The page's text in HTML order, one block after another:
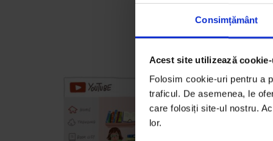
Consimțământ
Acest site utilizează
Folosim cookie-uri pentru a
traficul. De asemenea, le
care folosiți site-ul nostru.
lor.